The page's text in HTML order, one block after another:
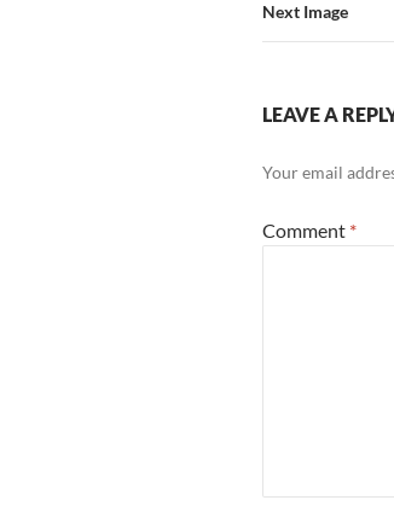
Next Image
LEAVE A
Your email
Comment *